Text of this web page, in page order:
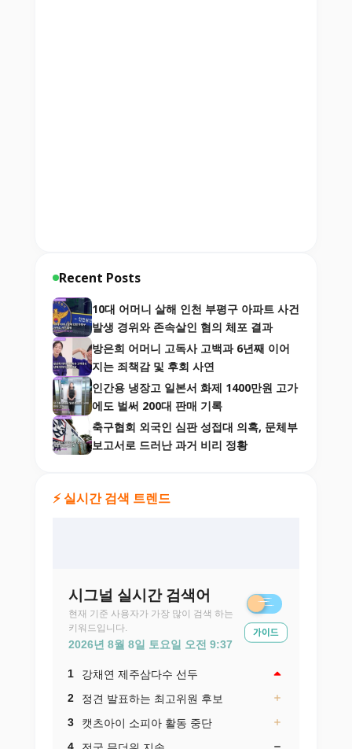
Recent Posts
10대 어머니 살해 인천 부평구 아파트 사건
발생 경위와 존속살인 혐의 체포 결과
방은희 어머니 고독사 고백과 6년째 이어
지는 죄책감 및 후회 사연
인간용 냉장고 일본서 화제 1400만원 고가
에도 벌써 200대 판매 기록
축구협회 외국인 심판 성접대 의혹, 문체부
보고서로 드러난 과거 비리 정황
⚡ 실시간 검색 트렌드